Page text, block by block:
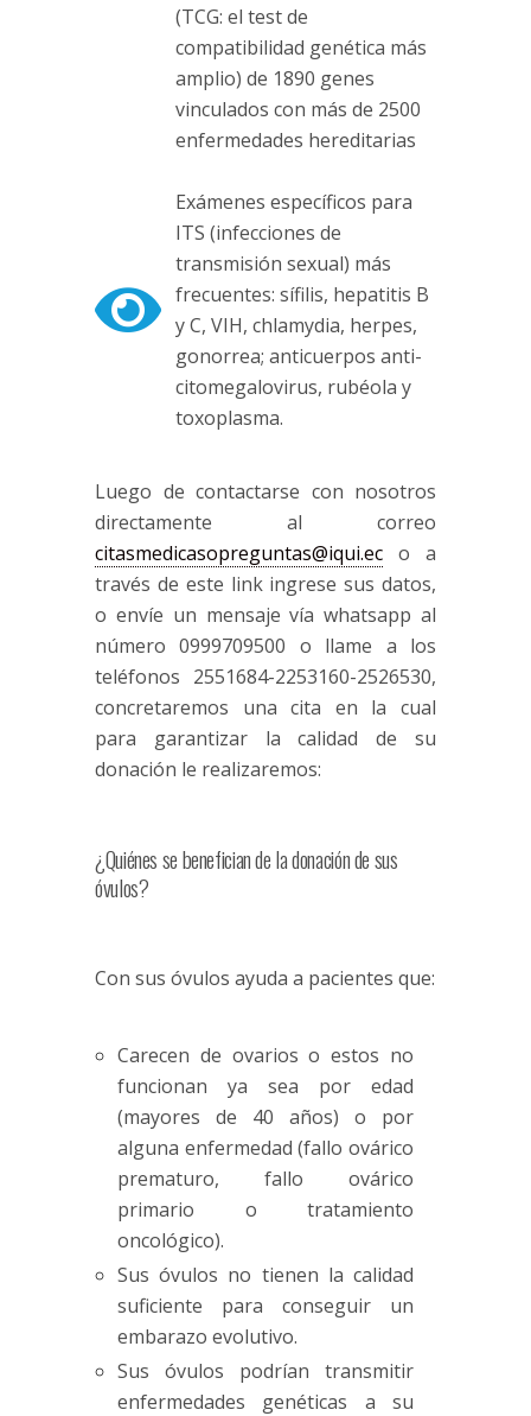
(TCG: el test de
compatibilidad genética más
amplio) de 1890 genes
vinculados con más de 2500
enfermedades hereditarias
Exámenes específicos para
ITS (infecciones de
transmisión sexual) más
frecuentes: sífilis, hepatitis B
y C, VIH, chlamydia, herpes,
gonorrea; anticuerpos anti-
citomegalovirus, rubéola y
toxoplasma.
Luego de contactarse con nosotros
directamente al correo
citasmedicasopreguntas@iqui.ec o a
través de este linkingrese sus datos,
o envíe un mensaje víawhatsapp al
número 0999709500 o llame a los
teléfonos 2551684-2253160-2526530,
concretaremos una cita en la cual
para garantizar la calidad de su
donación le realizaremos:
¿Quiénes se benefician de la donación de sus
óvulos?
Con sus óvulos ayuda a pacientes que:
Carecen de ovarios o estos no
funcionan ya sea por edad
(mayores de 40 años) o por
alguna enfermedad (fallo ovárico
prematuro, fallo ovárico
primario o tratamiento
oncológico).
Sus óvulos no tienen la calidad
suficiente para conseguir un
embarazo evolutivo.
Sus óvulos podrían transmitir
enfermedades genéticas a su